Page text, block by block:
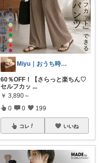
Miyu｜おうち時間の小さな幸せ🌸
60％OFF！【さらっと楽ちん♡
セルフカッ ...
￥ 3,890～
0 0 199
コレ いいね